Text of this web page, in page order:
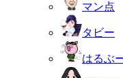
マン点
タビー
はるぶ